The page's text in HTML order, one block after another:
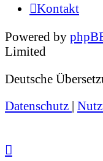
Kontakt
Powered by
Limited
Deutsche
Datenschutz |